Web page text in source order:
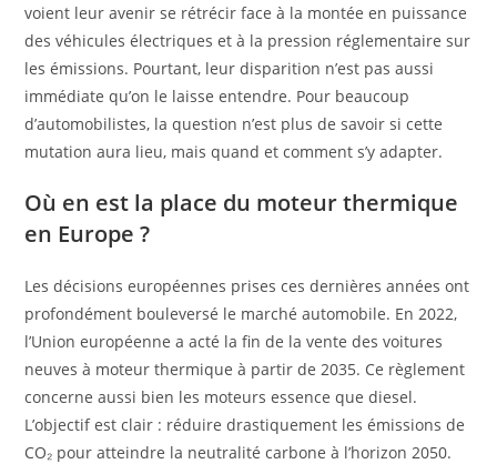
voient leur avenir se rétrécir face à la montée en puissance
des véhicules électriques et à la pression réglementaire sur
les émissions. Pourtant, leur disparition n’est pas aussi
immédiate qu’on le laisse entendre. Pour beaucoup
d’automobilistes, la question n’est plus de savoir si cette
mutation aura lieu, mais quand et comment s’y adapter.
Où en est la place du moteur thermique
en Europe ?
Les décisions européennes prises ces dernières années ont
profondément bouleversé le marché automobile. En 2022,
l’Union européenne a acté la fin de la vente des voitures
neuves à moteur thermique à partir de 2035. Ce règlement
concerne aussi bien les moteurs essence que diesel.
L’objectif est clair : réduire drastiquement les émissions de
CO₂ pour atteindre la neutralité carbone à l’horizon 2050.